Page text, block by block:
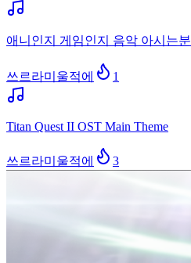
애니인지 게임인지 음악 아시는분
쓰르라미울적에 1
Titan Quest II OST Main Theme
쓰르라미울적에 3